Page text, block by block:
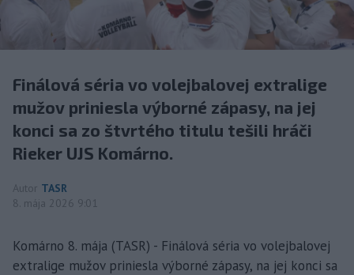
Finálová séria vo volejbalovej extralige
mužov priniesla výborné zápasy, na jej
konci sa zo štvrtého titulu tešili hráči
Rieker UJS Komárno.
Autor TASR
8. mája 2026 9:01
Komárno 8. mája (TASR) - Finálová séria vo volejbalovej
extralige mužov priniesla výborné zápasy, na jej konci sa